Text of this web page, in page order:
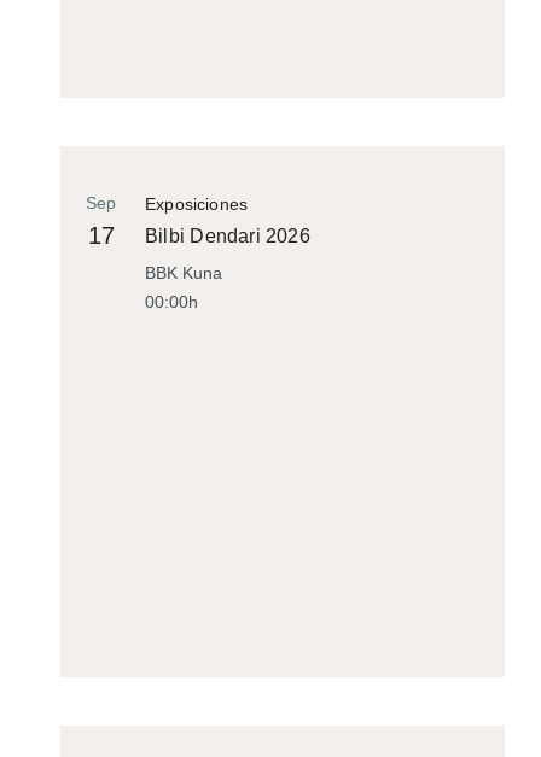
Exposiciones
Sep
17 Bilbi Dendari 2026
BBK Kuna
00:00h